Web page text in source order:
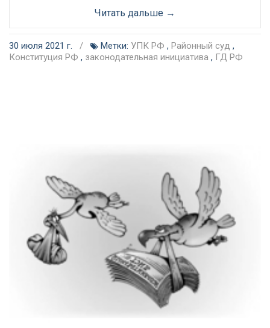
Читать дальше →
30 июля 2021 г. / Метки: УПК РФ , Районный суд ,
Конституция РФ , законодательная инициатива , ГД РФ